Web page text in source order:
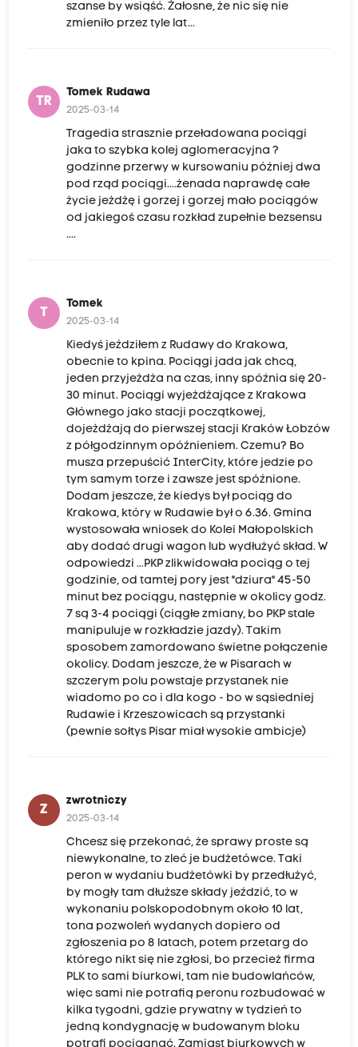
szanse by wsiąść. Żałosne, że nic się nie
zmieniło przez tyle lat...
TR
Tomek Rudawa
2025-03-14
Tragedia strasznie przeładowana pociągi
jaka to szybka kolej aglomeracyjna ?
godzinne przerwy w kursowaniu później dwa
pod rząd pociągi....żenada naprawdę całe
życie jeżdżę i gorzej i gorzej mało pociągów
od jakiegoś czasu rozkład zupełnie bezsensu
....
T
Tomek
2025-03-14
Kiedyś jeździłem z Rudawy do Krakowa,
obecnie to kpina. Pociągi jada jak chcą,
jeden przyjeżdża na czas, inny spóźnia się 20-
30 minut. Pociągi wyjeżdżające z Krakowa
Głównego jako stacji początkowej,
dojeżdżają do pierwszej stacji Kraków Łobzów
z półgodzinnym opóźnieniem. Czemu? Bo
musza przepuścić InterCity, które jedzie po
tym samym torze i zawsze jest spóźnione.
Dodam jeszcze, że kiedys był pociąg do
Krakowa, który w Rudawie był o 6.36. Gmina
wystosowała wniosek do Kolei Małopolskich
aby dodać drugi wagon lub wydłużyć skład. W
odpowiedzi ...PKP zlikwidowała pociąg o tej
godzinie, od tamtej pory jest "dziura" 45-50
minut bez pociągu, następnie w okolicy godz.
7 są 3-4 pociągi (ciągłe zmiany, bo PKP stale
manipuluje w rozkładzie jazdy). Takim
sposobem zamordowano świetne połączenie
okolicy. Dodam jeszcze, że w Pisarach w
szczerym polu powstaje przystanek nie
wiadomo po co i dla kogo - bo w sąsiedniej
Rudawie i Krzeszowicach są przystanki
(pewnie sołtys Pisar miał wysokie ambicje)
Z
zwrotniczy
2025-03-14
Chcesz się przekonać, że sprawy proste są
niewykonalne, to zleć je budżetówce. Taki
peron w wydaniu budżetówki by przedłużyć,
by mogły tam dłuższe składy jeździć, to w
wykonaniu polskopodobnym około 10 lat,
tona pozwoleń wydanych dopiero od
zgłoszenia po 8 latach, potem przetarg do
którego nikt się nie zgłosi, bo przecież firma
PLK to sami biurkowi, tam nie budowlańców,
więc sami nie potrafią peronu rozbudować w
kilka tygodni, gdzie prywatny w tydzień to
jedną kondygnację w budowanym bloku
potrafi pociągnąć. Zamiast biurkowych w